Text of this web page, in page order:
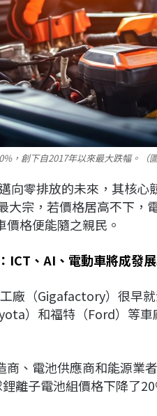
，創下自2017年以來最大跌幅。（圖
向零排放的未來，其核
大宗，若價格居高不下，
格便能隨之親民。
ICT、AI、電動車將成發
廠（Gigafactory）很早
）和福特（Ford）等車
、電池供應商和能源業
離子電池組價格下降了